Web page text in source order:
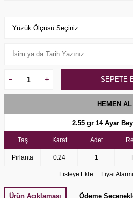
SEPETE
HEMEN AL
2.55 gr 14 Ayar
Taş
Pırlanta
Karat
0.24
Adet
1
Listeye Ekle Fiyat Alarmı
Ürün Açıklaması Ödeme